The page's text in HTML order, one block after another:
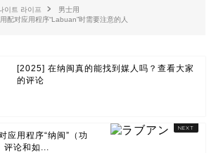
이트 라이프
男士用
配对应用程序“Labuan”时需要注意的人
[2025] 在纳闽真的能找到媒人吗？查看大家
的评论
应用程序“纳闽”（功
评论和如...